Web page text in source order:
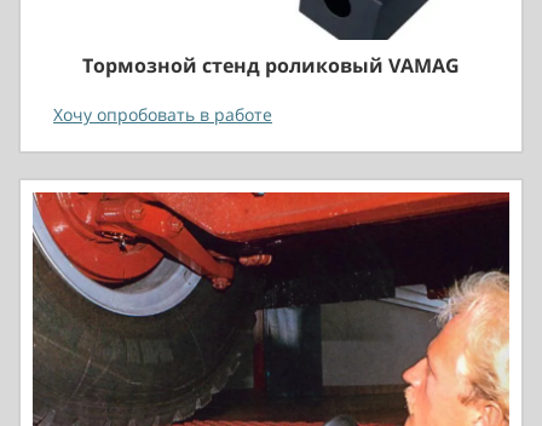
Тормозной стенд роликовый VAMAG
Хочу опробовать в работе